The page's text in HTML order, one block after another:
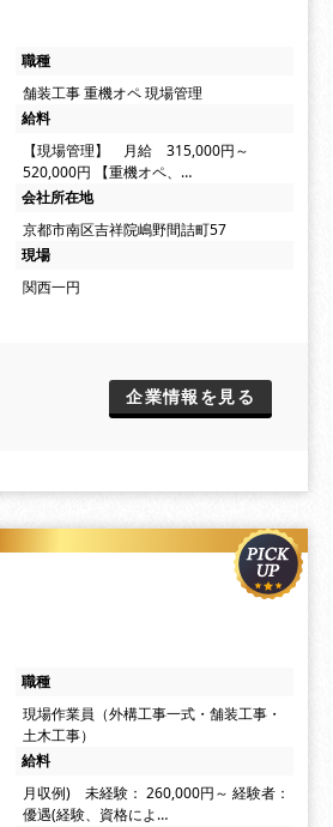
職種
舗装工事 重機オペ 現場管理
給料
【現場管理】 月給 315,000円～
520,000円 【重機オペ、…
会社所在地
京都市南区吉祥院嶋野間詰町57
現場
関西一円
企業情報を見る
職種
現場作業員（外構工事一式・舗装工事・
土木工事）
給料
月収例) 未経験： 260,000円～ 経験者：
優遇(経験、資格によ…